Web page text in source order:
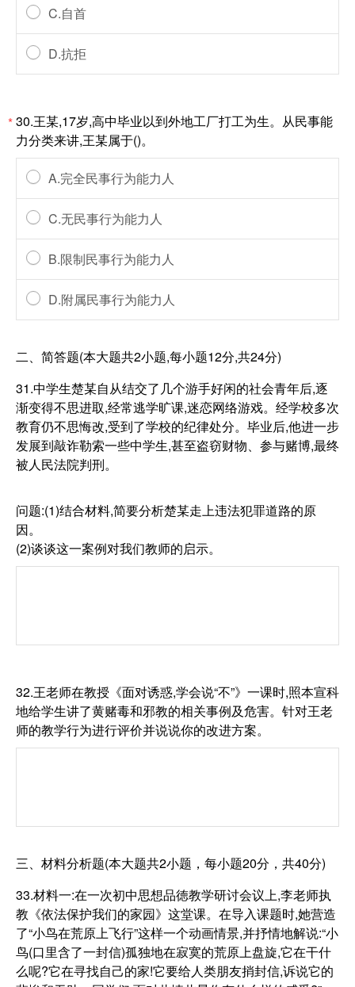
C.自首
D.抗拒
*30.王某,17岁,高中毕业以到外地工厂打工为生。从民事能
力分类来讲,王某属于()。
A.完全民事行为能力人
C.无民事行为能力人
B.限制民事行为能力人
D.附属民事行为能力人
二、简答题(本大题共2小题,每小题12分,共24分)
31.中学生楚某自从结交了几个游手好闲的社会青年后,逐
渐变得不思进取,经常逃学旷课,迷恋网络游戏。经学校多次
教育仍不思悔改,受到了学校的纪律处分。毕业后,他进一步
发展到敲诈勒索一些中学生,甚至盗窃财物、参与赌博,最终
被人民法院判刑。
问题:(1)结合材料,简要分析楚某走上违法犯罪道路的原
因。
(2)谈谈这一案例对我们教师的启示。
32.王老师在教授《面对诱惑,学会说“不”》一课时,照本宣科
地给学生讲了黄赌毒和邪教的相关事例及危害。针对王老
师的教学行为进行评价并说说你的改进方案。
三、材料分析题(本大题共2小题，每小题20分，共40分)
33.材料一:在一次初中思想品徳教学研讨会议上,李老师执
教《依法保护我们的家园》这堂课。在导入课题时,她营造
了“小鸟在荒原上飞行”这样一个动画情景,并抒情地解说:“小
鸟(口里含了一封信)孤独地在寂寞的荒原上盘旋,它在干什
么呢?它在寻找自己的家!它要给人类朋友捎封信,诉说它的